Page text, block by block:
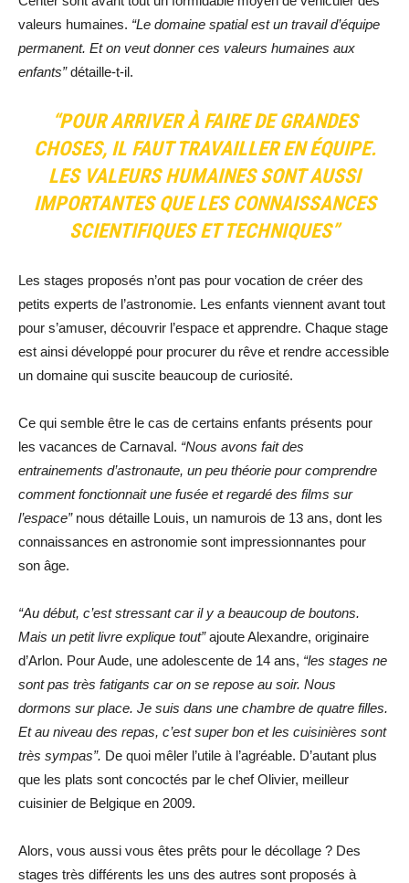
valeurs humaines. “Le domaine spatial est un travail d’équipe
permanent. Et on veut donner ces valeurs humaines aux
enfants”détaille-t-il.
“POUR ARRIVER À FAIRE DE GRANDES
CHOSES, IL FAUT TRAVAILLER EN ÉQUIPE.
LES VALEURS HUMAINES SONT AUSSI
IMPORTANTES QUE LES CONNAISSANCES
SCIENTIFIQUES ET TECHNIQUES”
Les stages proposés n’ont pas pour vocation de créer des
petits experts de l’astronomie. Les enfants viennent avant tout
pour s’amuser, découvrir l’espace et apprendre. Chaque stage
est ainsi développé pour procurer du rêve et rendre accessible
un domaine qui suscite beaucoup de curiosité.
Ce qui semble être le cas de certains enfants présents pour
les vacances de Carnaval. “Nous avons fait des
entrainements d’astronaute, un peu théorie pour comprendre
comment fonctionnait une fusée et regardé des films sur
l’espace”nous détaille Louis, un namurois de 13 ans, dont les
connaissances en astronomie sont impressionnantes pour
son âge.
“Au début, c’est stressant car il y a beaucoup de boutons.
Mais un petit livre explique tout”ajoute Alexandre, originaire
d’Arlon. Pour Aude, une adolescente de 14 ans, “les stages ne
sont pas très fatigants car on se repose au soir. Nous
dormons sur place. Je suis dans une chambre de quatre filles.
Et au niveau des repas, c’est super bon et les cuisinières sont
très sympas”. De quoi mêler l’utile à l’agréable. D’autant plus
que les plats sont concoctés par le chef Olivier, meilleur
cuisinier de Belgique en 2009.
Alors, vous aussi vous êtes prêts pour le décollage ? Des
stages très différents les uns des autres sont proposés à